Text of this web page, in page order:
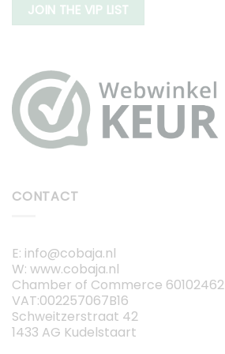
JOIN THE VIP LIST
CONTACT
E: info@cobaja.nl
W: www.cobaja.nl
Chamber of Commerce 60102462
VAT:002257067B16
Schweitzerstraat 42
1433 AG Kudelstaart